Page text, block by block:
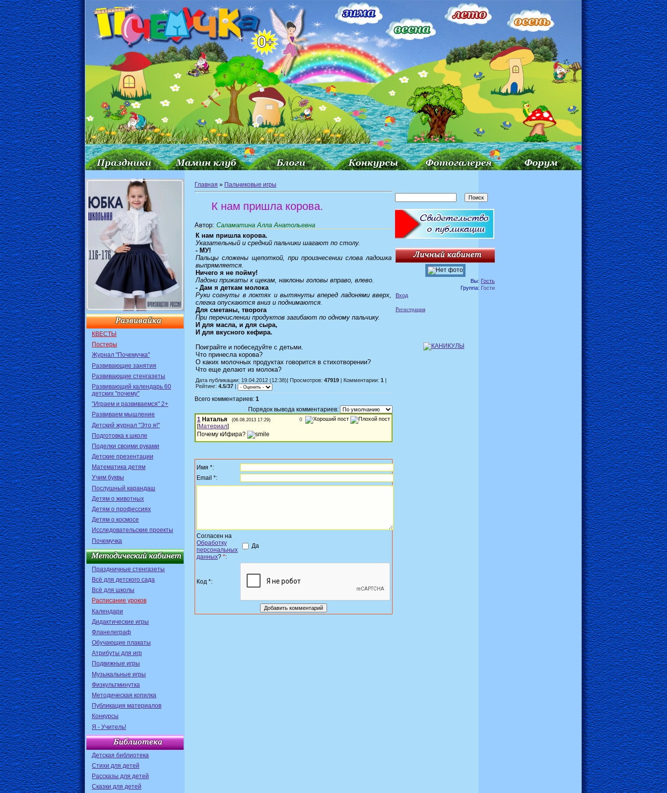
КВЕСТЫ
Постеры
Журнал "Почемучка"
Развивающие занятия
Развивающие стенгазеты
Развивающий календарь 60
детских "почему"
"Играем и развиваемся" 2+
Развиваем мышление
Детский журнал "Это я!"
Подготовка к школе
Поделки своими руками
Детские презентации
Математика детям
Учим буквы
Послушный карандаш
Детям о животных
Детям о профессиях
Детям о космосе
Исследовательские проекты
Почемучка
Праздничные стенгазеты
Всё для детского сада
Всё для школы
Расписание уроков
Календари
Дидактические игры
Фланелеграф
Обучающие плакаты
Атрибуты для игр
Подвижные игры
Музыкальные игры
Физкультминутка
Методическая копилка
Публикация материалов
Конкурсы
Я - Учитель!
Детская библиотека
Стихи для детей
Рассказы для детей
Сказки для детей
Главная » Пальчиковые игры
К нам пришла корова.
Автор: Саламатина Алла Анатольевна
К нам пришла корова.
Указательный и средний пальчики шагают по столу.
- МУ!
Пальцы сложены щепоткой, при произнесении слова ладошка
выпрямляется.
Ничего я не пойму!
Ладони прижаты к щекам, наклоны головы вправо, влево.
- Дам я деткам молока
Руки согнуты в локтях и вытянуты вперед ладонями вверх,
слегка опускаются вниз и поднимаются.
Для сметаны, творога
При перечислении продуктов загибают по одному пальчику.
И для масла, и для сыра,
И для вкусного кефира.
Поиграйте и побеседуйте с детьми.
Что принесла корова?
О каких молочных продуктах говорится в стихотворении?
Что еще делают из молока?
Дата публикации: 19.04.2012 (12:38)| Просмотров: 47919 | Комментарии: 1
Рейтинг: 4.5/37
Всего комментариев: 1
Порядок вывода комментариев:
0
1 Наталья (06.08.2013 17:29)
[Материал]
Почему кИфира?
Имя *:
Email *:
Согласен на
Обработку
персональных
данных? *:
Да
Код *:
Вы: Гость
Группа: Гости
Вход
Регистрация